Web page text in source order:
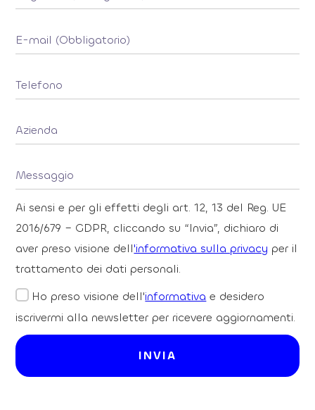
Ai sensi e per gli effetti degli art. 12, 13 del Reg. UE
2016/679 – GDPR, cliccando su “Invia”, dichiaro di
aver preso visione dell'informativa sulla privacy per il
trattamento dei dati personali.
Ho preso visione dell'informativa e desidero
iscrivermi alla newsletter per ricevere aggiornamenti.